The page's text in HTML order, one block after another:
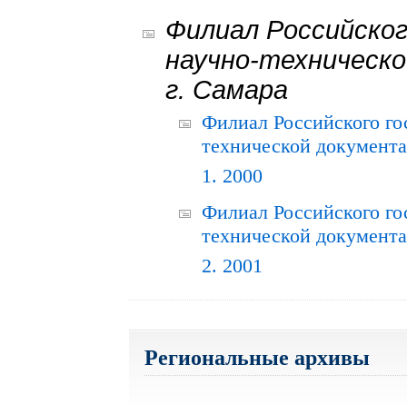
Филиал
научно-
г. Самара
Филиал Российского
технической
1. 2000
Филиал Российского
технической
2. 2001
Региональные архивы